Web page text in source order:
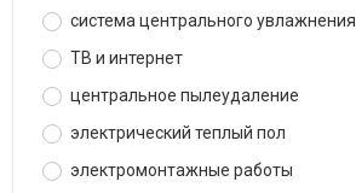
система центрального увлажнения
ТВ и интернет
центральное пылеудаление
электрический теплый пол
электромонтажные работы